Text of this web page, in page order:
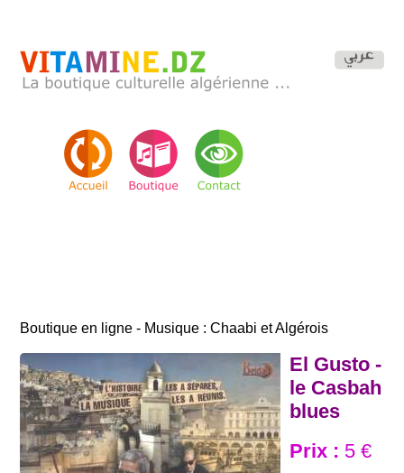
Boutique en ligne - Musique : Chaabi et Algérois
El Gusto -
le Casbah
blues
Prix : 5 €